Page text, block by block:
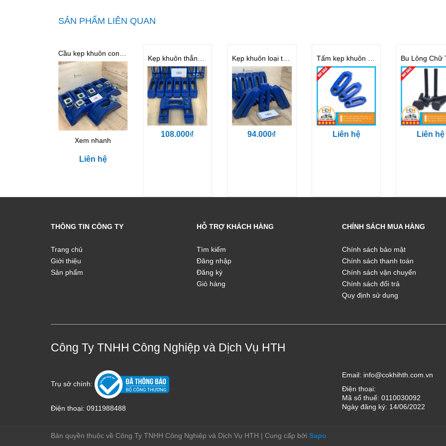
SẢN PHẨM LIÊN QUAN
Xem nhanh
Liên hệ
108.000₫ 94.000₫ Liên hệ Liên hệ
THÔNG TIN CÔNG TY
Trang chủ
Giới thiệu
Sản phẩm
HỖ TRỢ KHÁCH HÀNG
Tìm kiếm
Đăng nhập
Đăng ký
Giỏ hàng
CHÍNH SÁCH MUA HÀNG
Chính sách bảo mật
Chính sách thanh toán
Chính sách vận chuyển
Chính sách đổi trả
Quy định sử dụng
Công Ty TNHH Công Nghiệp và Dịch Vụ HTH
Trụ sở chính:
Điện thoại: 0911988488
Email: info@cokhihth.com.vn
Điện thoại:
Mã số thuế: 0110030092
Ngày đăng ký: 14/06/2022
Bản quyền thuộc về Công Ty TNHH Công Nghiệp và Dịch Vụ HTH | Cung cấp bởi Sapo